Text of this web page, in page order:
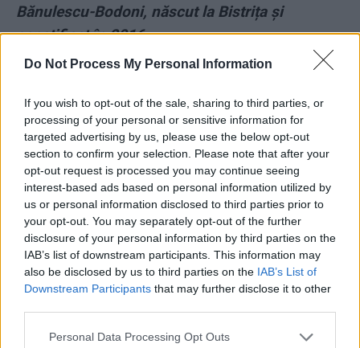
Do Not Process My Personal Information
If you wish to opt-out of the sale, sharing to third parties, or
processing of your personal or sensitive information for
targeted advertising by us, please use the below opt-out
section to confirm your selection. Please note that after your
opt-out request is processed you may continue seeing
interest-based ads based on personal information utilized by
us or personal information disclosed to third parties prior to
your opt-out. You may separately opt-out of the further
disclosure of your personal information by third parties on the
IAB’s list of downstream participants. This information may
also be disclosed by us to third parties on the IAB’s List of
Downstream Participants that may further disclose it to other
Personal Data Processing Opt Outs
Bănulescu-Bodoni, născut la Bistrița și
sanctificat în 2016
- Advertisement -
TAGS Baconschi bani de la nunta Calistrat Chifan
dijma
zeciuiala